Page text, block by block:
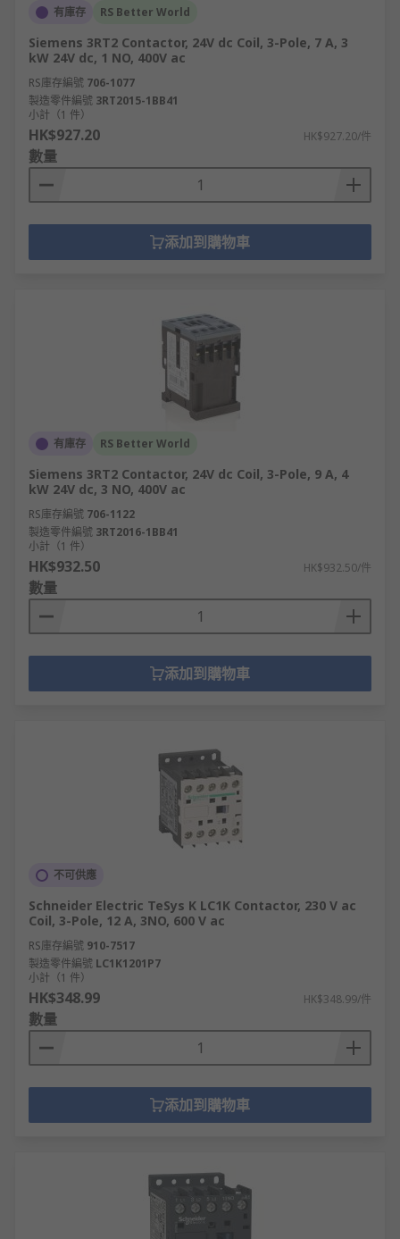
有庫存 RS Better World
Siemens 3RT2 Contactor, 24V dc Coil, 3-Pole, 7 A, 3
kW 24V dc, 1 NO, 400V ac
RS庫存編號 706-1077
製造零件編號 3RT2015-1BB41
小計（1 件）
HK$927.20 HK$927.20/件
數量
添加到購物車
有庫存 RS Better World
Siemens 3RT2 Contactor, 24V dc Coil, 3-Pole, 9 A, 4
kW 24V dc, 3 NO, 400V ac
RS庫存編號 706-1122
製造零件編號 3RT2016-1BB41
小計（1 件）
HK$932.50 HK$932.50/件
數量
添加到購物車
不可供應
Schneider Electric TeSys K LC1K Contactor, 230 V ac
Coil, 3-Pole, 12 A, 3NO, 600 V ac
RS庫存編號 910-7517
製造零件編號 LC1K1201P7
小計（1 件）
HK$348.99 HK$348.99/件
數量
添加到購物車